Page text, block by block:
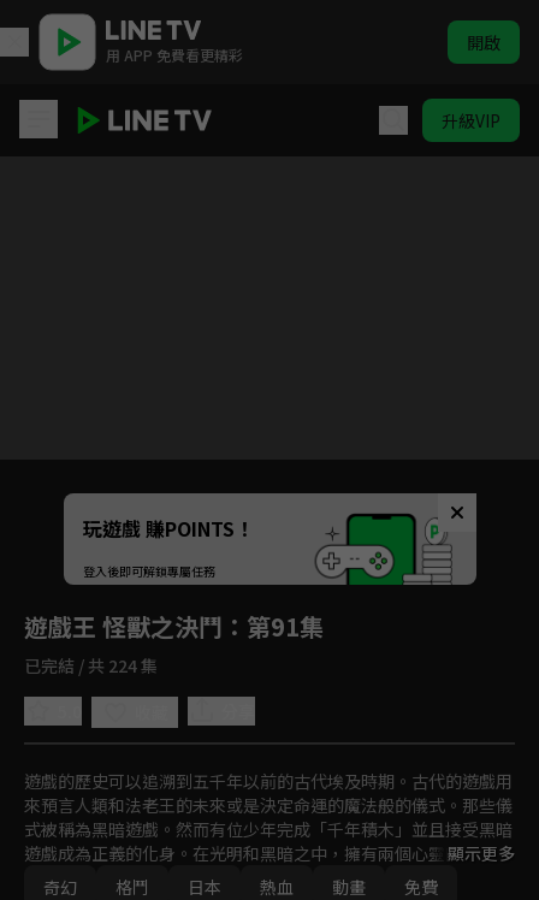
用 APP 免費看更精彩 開啟
升級VIP
Unmute
如有不便請見諒
玩遊戲 賺POINTS！
登入後即可解鎖專屬任務
遊戲王 怪獸之決鬥 ：第91集
已完結 / 共 224 集
遊戲的歷史可以追溯到五千年以前的古代埃及時期。古代的遊戲用
來預言人類和法老王的未來或是決定命運的魔法般的儀式。那些儀
式被稱為黑暗遊戲。然而有位少年完成「千年積木」並且接受黑暗
遊戲成為正義的化身。在光明和黑暗之中，擁有兩個心靈的少年以
「遊戲王」之稱展開決鬥。
顯示更多
奇幻
格鬥 日本 熱血 動畫
免費